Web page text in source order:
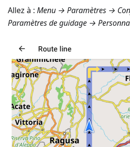
Allez à : Menu → Paramètres →
Paramètres de guidage →